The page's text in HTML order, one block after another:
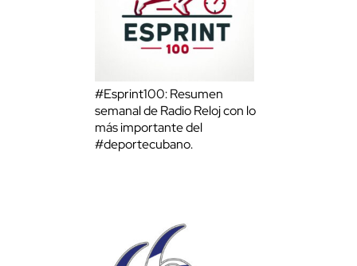
#Esprint100: Resumen
semanal de Radio Reloj con lo
más importante del
#deportecubano.